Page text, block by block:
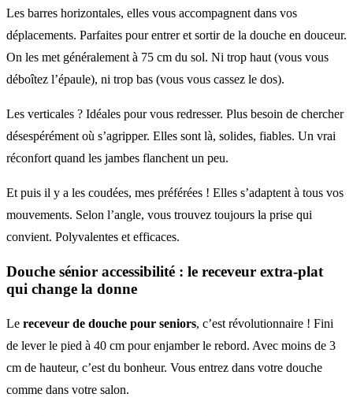
Les barres horizontales, elles vous accompagnent dans vos
déplacements. Parfaites pour entrer et sortir de la douche en douceur.
On les met généralement à 75 cm du sol. Ni trop haut (vous vous
déboîtez l’épaule), ni trop bas (vous vous cassez le dos).
Les verticales ? Idéales pour vous redresser. Plus besoin de chercher
désespérément où s’agripper. Elles sont là, solides, fiables. Un vrai
réconfort quand les jambes flanchent un peu.
Et puis il y a les coudées, mes préférées ! Elles s’adaptent à tous vos
mouvements. Selon l’angle, vous trouvez toujours la prise qui
convient. Polyvalentes et efficaces.
Douche sénior accessibilité : le receveur extra-plat
qui change la donne
Le receveur de douche pour seniors, c’est révolutionnaire ! Fini
de lever le pied à 40 cm pour enjamber le rebord. Avec moins de 3
cm de hauteur, c’est du bonheur. Vous entrez dans votre douche
comme dans votre salon.